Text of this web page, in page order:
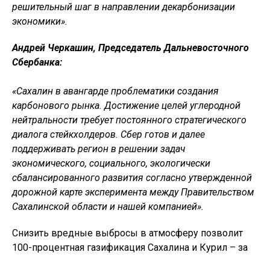
решительный шаг в направлении декарбонизации
экономики».
Андрей Черкашин, Председатель Дальневосточного
Сбербанка:
«Сахалин в авангарде проблематики создания
карбонового рынка. Достижение целей углеродной
нейтральности требует постоянного стратегического
диалога стейкхолдеров. Сбер готов и далее
поддерживать регион в решении задач
экономического, социального, экологически
сбалансированного развития согласно утвержденной
дорожной карте эксперимента между Правительством
Сахалинской области и нашей компанией».
Снизить вредные выбросы в атмосферу позволит
100-процентная газификация Сахалина и Курил – за